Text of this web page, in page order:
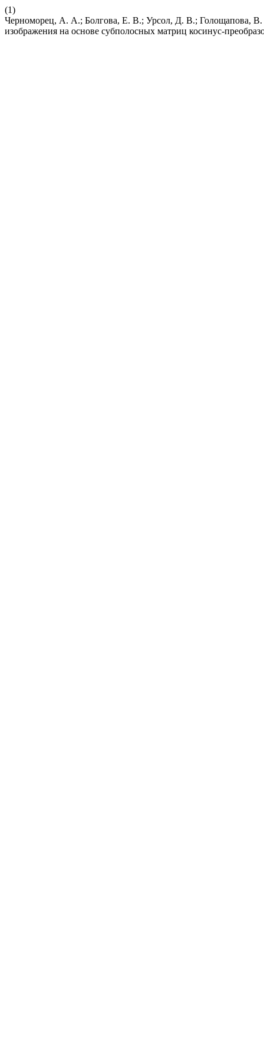
(1)
Черноморец, А. А.; Болгова, Е. В.; Урсол, Д. В.; Голощапова,
изображения на основе субполосных матриц косинус-